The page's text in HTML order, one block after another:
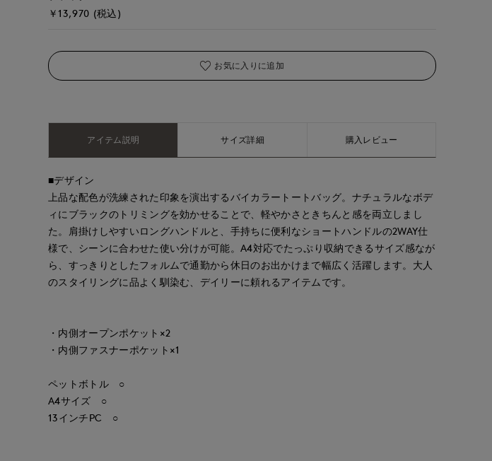
￥13,970 (税込)
お気に入りに追加
アイテム説明 サイズ詳細 購入レビュー
■デザイン
上品な配色が洗練された印象を演出するバイカラートートバッグ。ナチュラルなボデ
ィにブラックのトリミングを効かせることで、軽やかさときちんと感を両立しまし
た。肩掛けしやすいロングハンドルと、手持ちに便利なショートハンドルの2WAY仕
様で、シーンに合わせた使い分けが可能。A4対応でたっぷり収納できるサイズ感なが
ら、すっきりとしたフォルムで通勤から休日のお出かけまで幅広く活躍します。大人
のスタイリングに品よく馴染む、デイリーに頼れるアイテムです。
・内側オープンポケット×2
・内側ファスナーポケット×1
ペットボトル ○
A4サイズ ○
13インチPC ○